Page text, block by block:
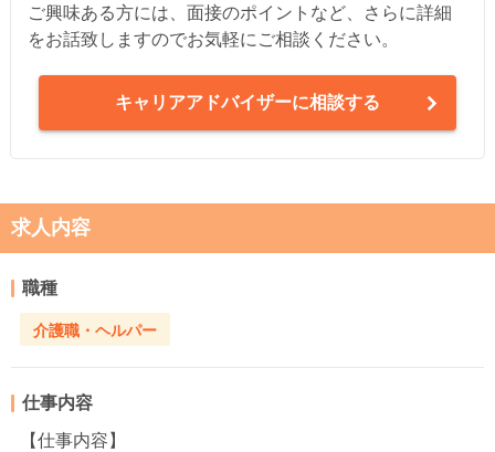
ご興味ある方には、面接のポイントなど、さらに詳細
をお話致しますのでお気軽にご相談ください。
キャリアアドバイザーに相談する
求人内容
職種
介護職・ヘルパー
仕事内容
【仕事内容】